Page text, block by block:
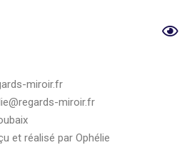
miroir.fr
miroir.fr
et réalisé par Ophélie